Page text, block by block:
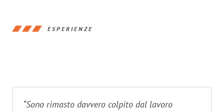
ESPERIENZE
“Sono rimasto davvero colpito dal lavoro